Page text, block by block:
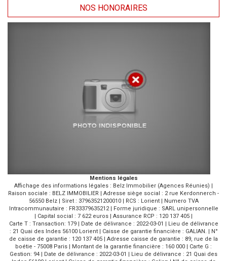
NOS HONORAIRES
Mentions légales
Affichage des informations légales : Belz Immobilier (Agences Réunies) |
Raison sociale : BELZ IMMOBILIER | Adresse siège social : 2 rue Kerdonnerch -
56550 Belz | Siret : 37963521200010 | RCS : Lorient | Numero TVA
Intracommunautaire : FR33379635212 | Forme juridique : SARL unipersonnelle
| Capital social : 7 622 euros | Assurance RCP : 120 137 405 |
Carte T : Transaction: 179 | Date de délivrance : 2022-03-01 | Lieu de délivrance
: 21 Quai des Indes 56100 Lorient | Caisse de garantie financière : GALIAN. | N°
de caisse de garantie : 120 137 405 | Adresse caisse de garantie : 89, rue de la
boétie - 75008 Paris | Montant de la garantie financière : 160 000 | Carte G :
Gestion: 94 | Date de délivrance : 2022-03-01 | Lieu de délivrance : 21 Quai des